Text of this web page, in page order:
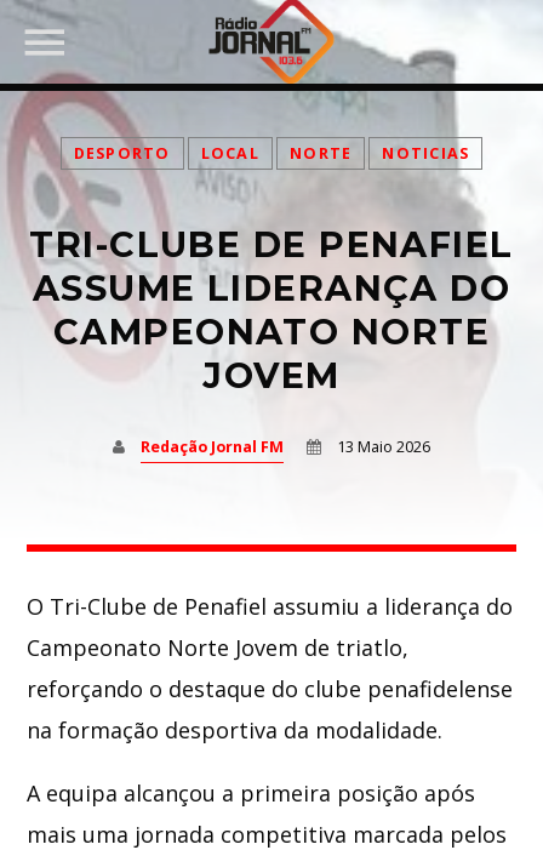
PARTILHAR:
Twitter
Facebook
Whatsapp
DESPORTO LOCAL NORTE NOTICIAS
TRI-CLUBE DE PENAFIEL
ASSUME LIDERANÇA DO
CAMPEONATO NORTE
JOVEM
Redação Jornal FM 13 Maio 2026
O Tri-Clube de Penafiel assumiu a liderança do
Campeonato Norte Jovem de triatlo,
reforçando o destaque do clube penafidelense
na formação desportiva da modalidade.
A equipa alcançou a primeira posição após
mais uma jornada competitiva marcada pelos